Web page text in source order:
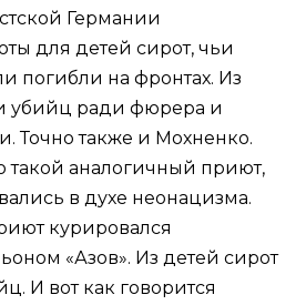
Германии
для детей сирот, чьи
погибли на фронтах. Из
убийц ради фюрера и
Точно также и Мохненко.
такой аналогичный приют,
в духе неонацизма.
курировался
«Азов». Из детей сирот
И вот как говорится